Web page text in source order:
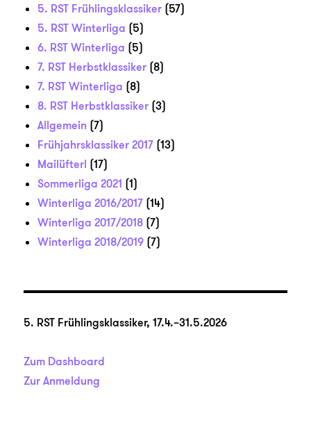
5. RST Frühlingsklassiker (57)
5. RST Winterliga (5)
6. RST Winterliga (5)
7. RST Herbstklassiker (8)
7. RST Winterliga (8)
8. RST Herbstklassiker (3)
Allgemein (7)
Frühjahrsklassiker 2017 (13)
Mailüfterl (17)
Sommerliga 2021 (1)
Winterliga 2016/2017 (14)
Winterliga 2017/2018 (7)
Winterliga 2018/2019 (7)
5. RST Frühlingsklassiker, 17.4.–31.5.2026
Zum Dashboard
Zur Anmeldung